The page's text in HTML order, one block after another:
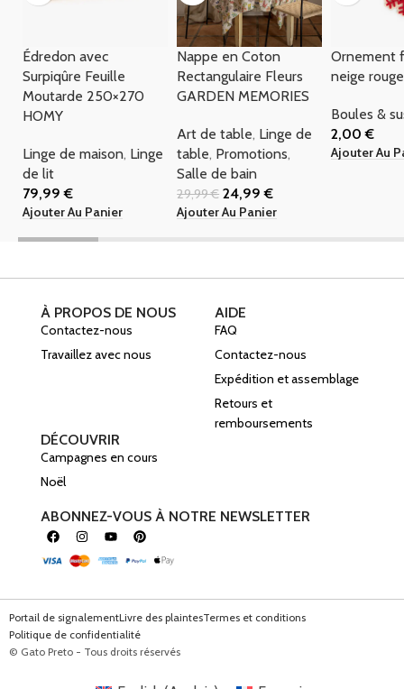
Édredon avec
Surpiqûre Feuille
Moutarde 250×270
HOMY
Linge de maison, Linge
de lit
79,99€
Ajouter Au Panier
Nappe en Coton
Rectangulaire Fleurs
GARDEN MEMORIES
Art de table, Linge de
table, Promotions,
Salle de bain
29,99€ 24,99€
Ajouter Au Panier
Ornement
neige
Boules &
2,00€
Ajouter Au
À PROPOS DE NOUS
Contactez-nous
Travaillez avec nous
AIDE
FAQ
Contactez-nous
Expédition et assemblage
Retours et
remboursements
DÉCOUVRIR
Campagnes en cours
Noël
ABONNEZ-VOUS À NOTRE NEWSLETTER
Portail de signalementLivre des plaintesTermes et conditions
Politique de confidentialité
© Gato Preto - Tous droits réservés